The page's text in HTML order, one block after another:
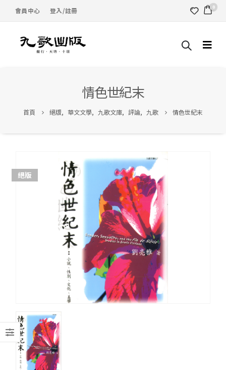
會員中心 登入/註冊 0
情色世紀末
首頁 絕版, 華文文學, 九歌文庫, 評論, 九歌 情色世紀末
絕版